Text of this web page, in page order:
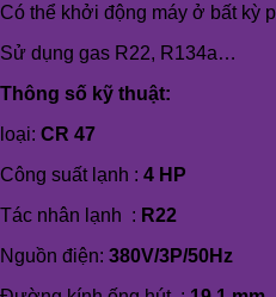
Có thể khởi động máy ở bất kỳ
Sử dụng gas R22, R134a…
Thông số kỹ thuật:
loại: CR 47
Công suất lạnh : 4 HP
Tác nhân lạnh : R22
Nguồn điện: 380V/3P/50Hz